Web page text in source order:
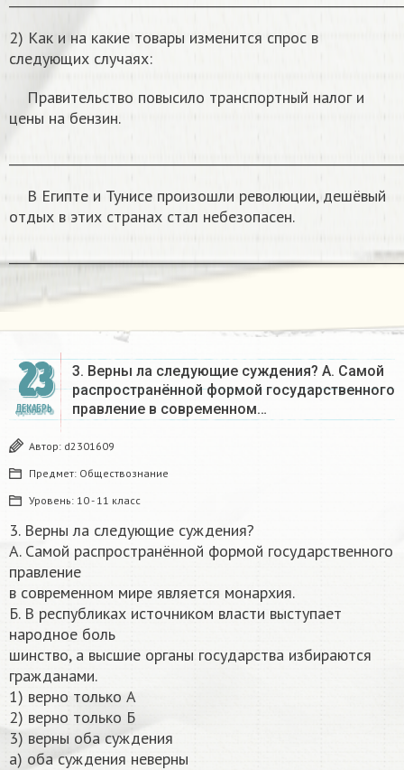
2) Как и на какие товары изменится спрос в
следующих случаях:
Правительство повысило транспортный налог и
цены на бензин.
В Египте и Тунисе произошли революции, дешёвый
отдых в этих странах стал небезопасен.
23
ДЕКАБРЬ
3. Верны ла следующие суждения? А. Самой
распространённой формой государственного
правление в современном…
Автор: d2301609
Предмет: Обществознание
Уровень: 10 - 11 класс
3. Верны ла следующие суждения?
А. Самой распространённой формой государственного
правление
в современном мире является монархия.
Б. В республиках источником власти выступает
народное боль
шинство, а высшие органы государства избираются
гражданами.
1) верно только А
2) верно только Б
3) верны оба суждения
а) оба суждения неверны​